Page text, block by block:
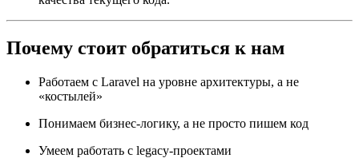
Почему стоит обратиться к нам
Работаем с Laravel на уровне архитектуры, а не
«костылей»
Понимаем бизнес-логику, а не просто пишем код
Умеем работать с legacy-проектами